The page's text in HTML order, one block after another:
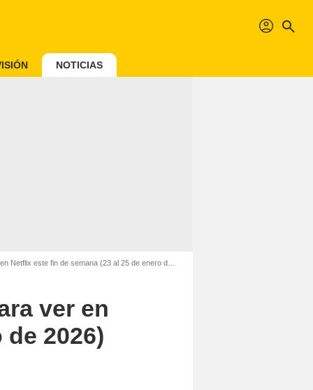
profil search
NOTICIAS
este fin de semana (23 al 25 de enero de 2026)
ver en
2026)